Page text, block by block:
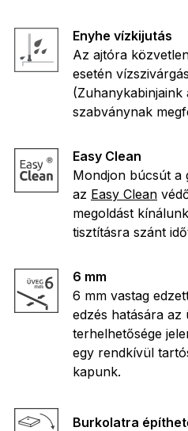
Enyhe vízkijutás
Az ajtóra
esetén
(Zuhanykabinjaink
szabványnak
Easy Clean
Mondjon búcsút a
az Easy Clean
megoldást
tisztításra szánt
6 mm
6 mm vastag
edzés hatására az
terhelhetősége
egy rendkívül
kapunk.
Burkolatra